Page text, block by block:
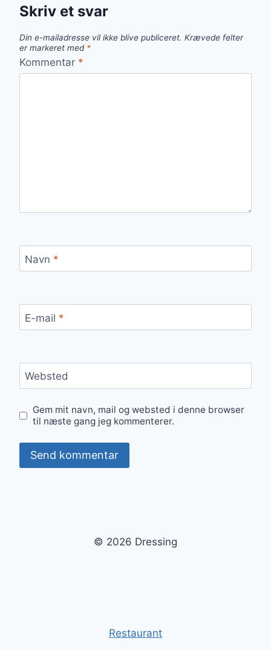
Skriv et svar
Din e-mailadresse vil ikke blive publiceret. Krævede felter
er markeret med *
Kommentar *
Navn *
E-mail *
Websted
Gem mit navn, mail og websted i denne browser
til næste gang jeg kommenterer.
© 2026 Dressing
Restaurant